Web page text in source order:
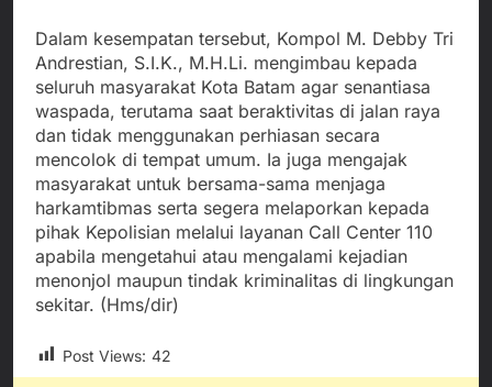
Dalam kesempatan tersebut, Kompol M. Debby Tri
Andrestian, S.I.K., M.H.Li. mengimbau kepada
seluruh masyarakat Kota Batam agar senantiasa
waspada, terutama saat beraktivitas di jalan raya
dan tidak menggunakan perhiasan secara
mencolok di tempat umum. Ia juga mengajak
masyarakat untuk bersama-sama menjaga
harkamtibmas serta segera melaporkan kepada
pihak Kepolisian melalui layanan Call Center 110
apabila mengetahui atau mengalami kejadian
menonjol maupun tindak kriminalitas di lingkungan
sekitar. (Hms/dir)
Post Views: 42